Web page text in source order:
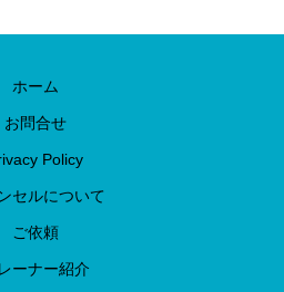
ホーム
お問合せ
Policy
セルについて
ご依頼
ーナー紹介